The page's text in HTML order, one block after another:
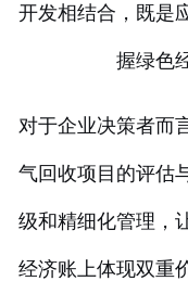
开发相结合，既是
握绿色
对于企业决策者而
气回收项目的评估
级和精细化管理，
经济账上体现双重